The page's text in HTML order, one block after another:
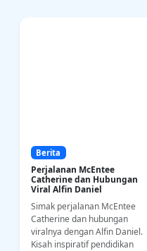
Berita
Perjalanan McEntee
Catherine dan Hubungan
Viral Alfin Daniel
Simak perjalanan McEntee
Catherine dan hubungan
viralnya dengan Alfin Daniel.
Kisah inspiratif pendidikan